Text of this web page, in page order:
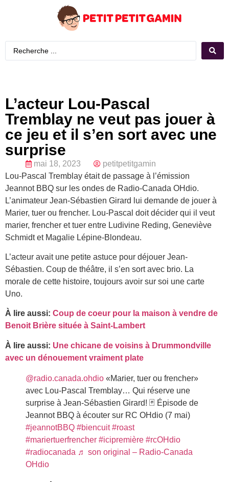
L’acteur Lou-Pascal
Tremblay ne veut pas jouer à
ce jeu et il s’en sort avec une
surprise
mai 18, 2023
petitpetitgamin
Lou-Pascal Tremblay était de passage à l’émission
Jeannot BBQ sur les ondes de Radio-Canada OHdio.
L’animateur Jean-Sébastien Girard lui demande de jouer à
Marier, tuer ou frencher. Lou-Pascal doit décider qui il veut
marier, frencher et tuer entre Ludivine Reding, Geneviève
Schmidt et Magalie Lépine-Blondeau.
L’acteur avait une petite astuce pour déjouer Jean-
Sébastien. Coup de théâtre, il s’en sort avec brio. La
morale de cette histoire, toujours avoir sur soi une carte
Uno.
À lire aussi: Coup de coeur pour la maison à vendre de
Benoit Brière située à Saint-Lambert
À lire aussi: Une chicane de voisins à Drummondville
avec un dénouement vraiment plate
@radio.canada.ohdio «Marier, tuer ou frencher»
avec Lou-Pascal Tremblay… Qui réserve une
surprise à Jean-Sébastien Girard! 🃏 Épisode de
Jeannot BBQ à écouter sur RC OHdio (7 mai)
#jeannotBBQ #biencuit #roast
#mariertuerfrencher #icipremière #rcOHdio
#radiocanada ♬ son original – Radio-Canada
OHdio